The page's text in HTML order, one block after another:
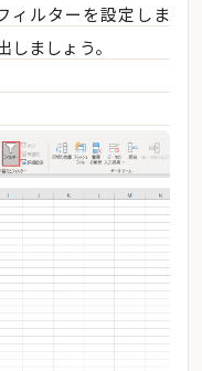
ィルターを設定しま
ましょう。